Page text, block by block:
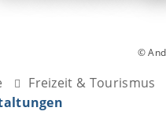
©
Freizeit & Tourismus